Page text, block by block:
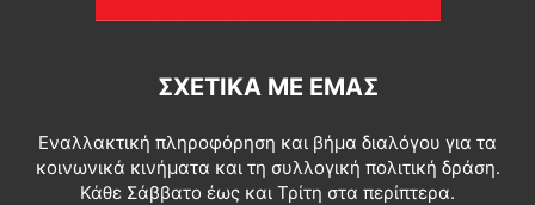
ΣΧΕΤΙΚΆ ΜΕ ΕΜΆΣ
Εναλλακτική πληροφόρηση και βήμα διαλόγου για τα
κοινωνικά κινήματα και τη συλλογική πολιτική δράση.
Κάθε Σάββατο έως και Τρίτη στα περίπτερα.